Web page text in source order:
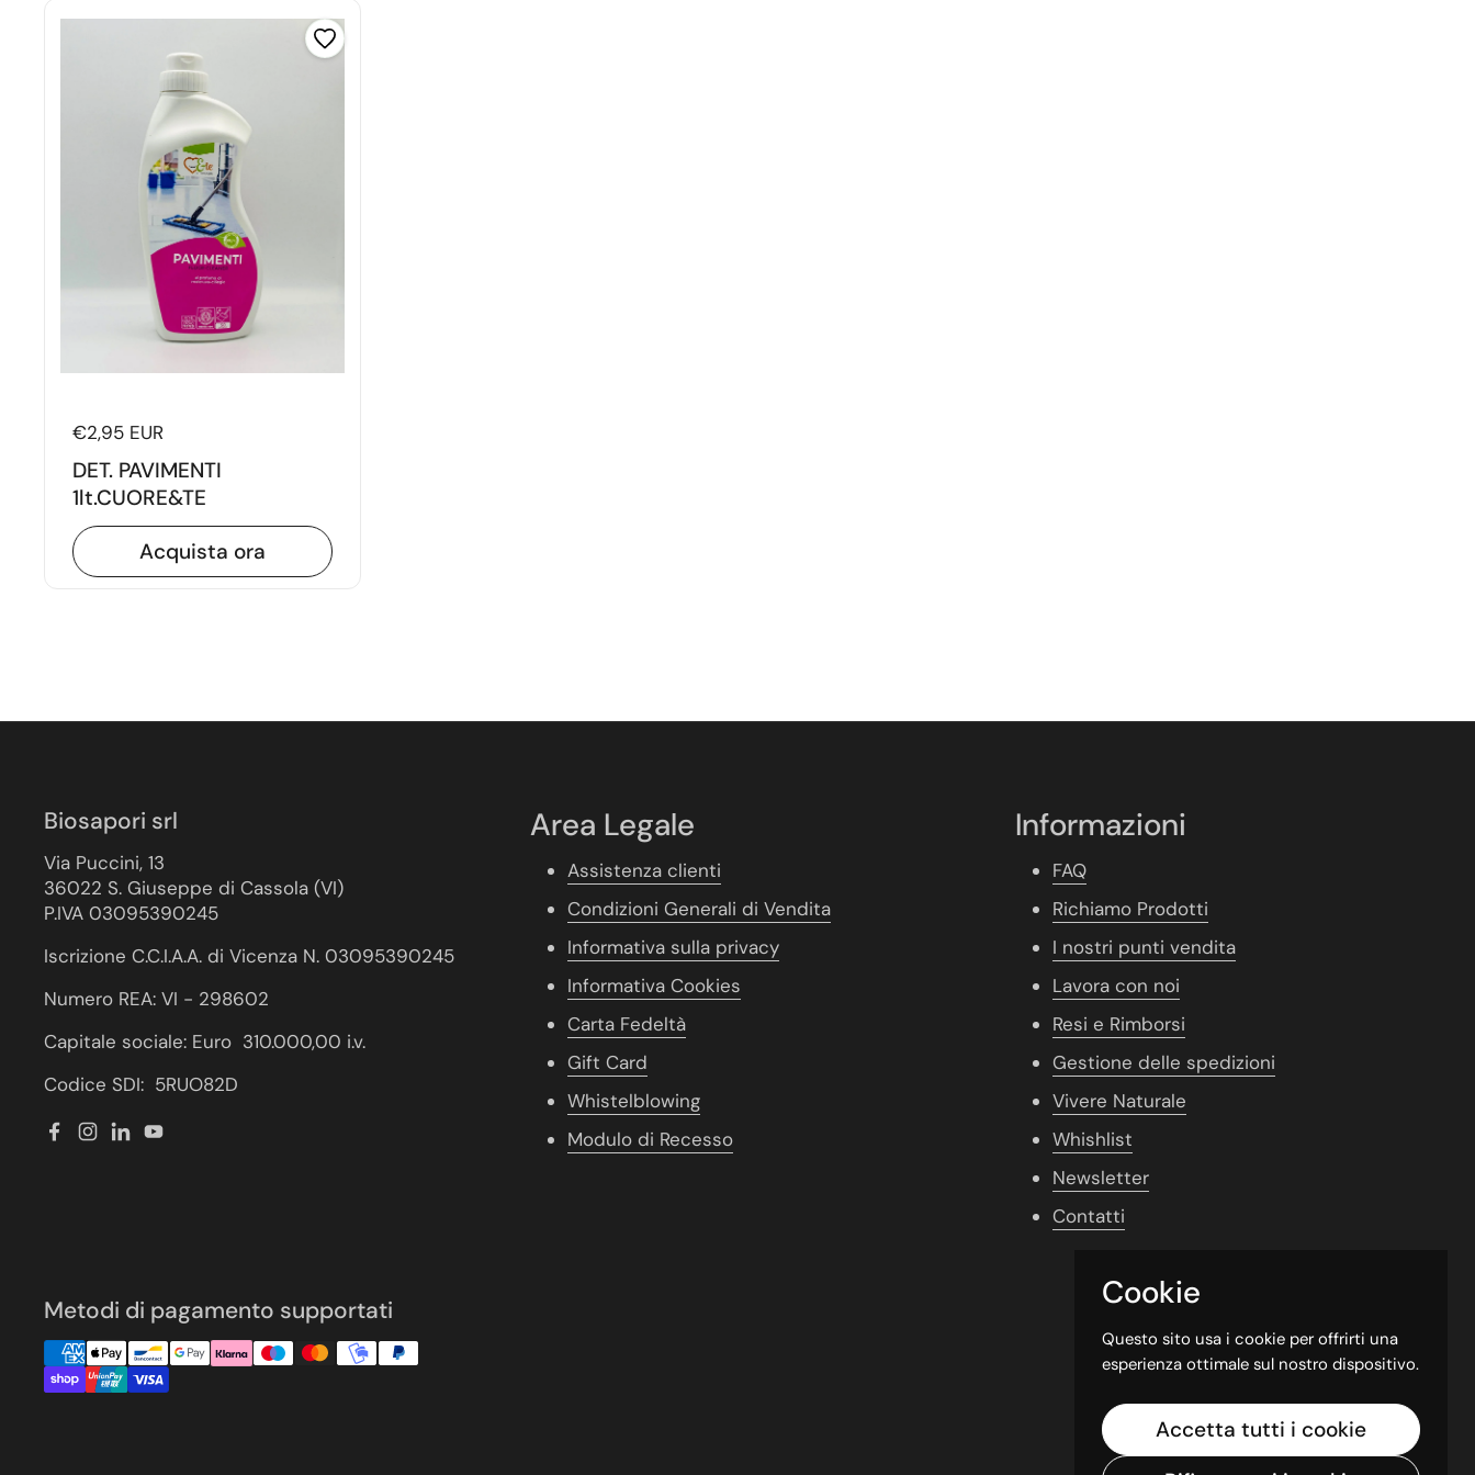
Prezzo di listino
€2,95 EUR
DET. PAVIMENTI
1lt.CUORE&TE
Acquista ora
Biosapori srl
Via Puccini, 13
36022 S. Giuseppe di Cassola (VI)
P.IVA 03095390245
Iscrizione C.C.I.A.A. di Vicenza N. 03095390245
Numero REA: VI - 298602
Capitale sociale: Euro 310.000,00 i.v.
Codice SDI: 5RUO82D
Facebook
Instagram
LinkedInYouTube
Area Legale
Assistenza clienti
Condizioni Generali di Vendita
Informativa sulla privacy
Informativa Cookies
Carta Fedeltà
Gift Card
Whistelblowing
Modulo di Recesso
Informazioni
FAQ
Richiamo Prodotti
I nostri punti vendita
Lavora con noi
Resi e Rimborsi
Gestione delle spedizioni
Vivere Naturale
Whishlist
Newsletter
Contatti
Metodi di pagamento supportati Cookie
Questo sito usa i cookie per offrirti una
esperienza ottimale sul nostro dispositivo.
Accetta tutti i cookie